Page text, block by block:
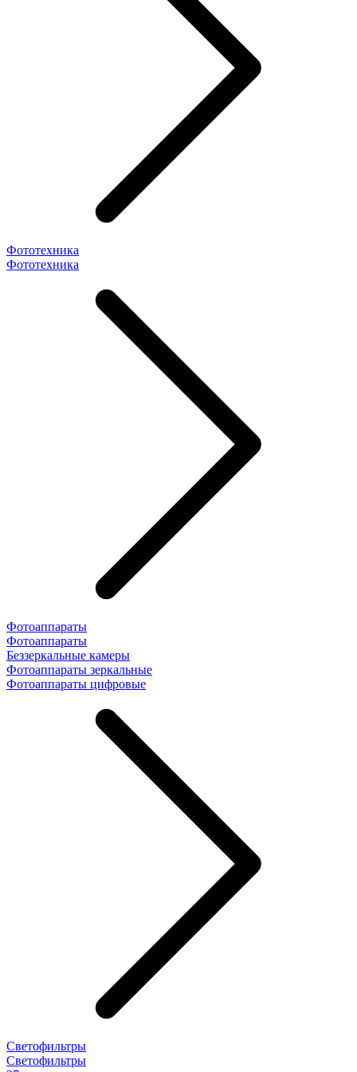
Фототехника
Фототехника
Фотоаппараты
Фотоаппараты
Беззеркальные камеры
Фотоаппараты зеркальные
Фотоаппараты цифровые
Светофильтры
Светофильтры